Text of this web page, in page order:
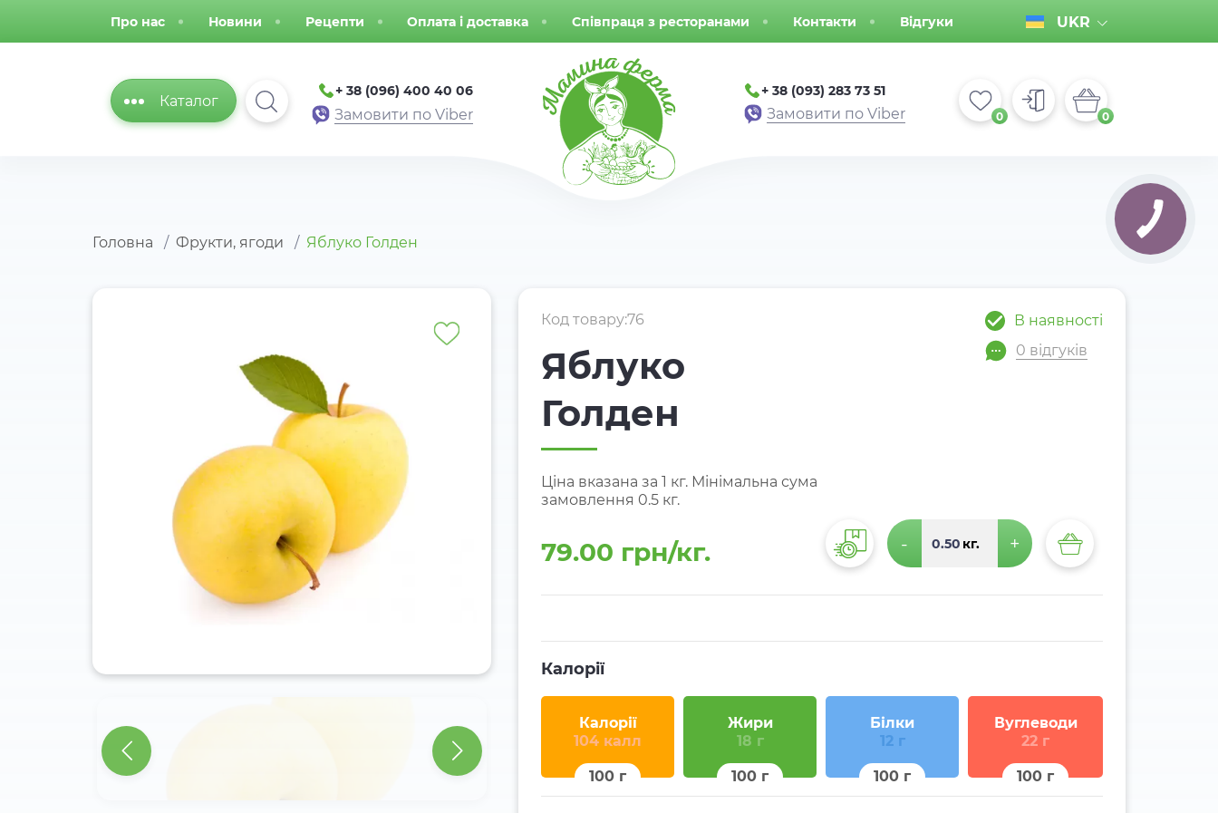
Новини Рецепти
Про нас Оплата і доставка Співпраця з ресторанами Контакти Відгуки UKR
Каталог
+ 38 (096) 400 40 06
Замовити по Viber
+ 38 (093) 283 73 51
Замовити по Viber 0 0
Головна Фрукти, ягоди Яблуко Голден
Код товару:76
Яблуко
Голден
Ціна вказана за 1 кг. Мінімальна сума
замовлення 0.5 кг.
79.00 грн/кг.
В наявності
0 відгуків
- кг. +
Калорії
Калорії
104 калл
100 г
Жири
18 г
100 г
Білки
12 г
100 г
Вуглеводи
22 г
100 г